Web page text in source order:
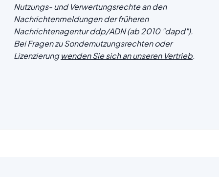
Nutzungs- und Verwertungsrechte an den
Nachrichtenmeldungen der früheren
Nachrichtenagentur ddp/ADN (ab 2010 "dapd").
Bei Fragen zu Sondernutzungsrechten oder
Lizenzierungwenden Sie sich an unseren Vertrieb.